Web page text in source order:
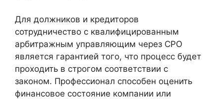
Для должников и кредиторов
сотрудничество с квалифицированным
арбитражным управляющим через СРО
является гарантией того, что процесс будет
проходить в строгом соответствии с
законом. Профессионал способен оценить
финансовое состояние компании или